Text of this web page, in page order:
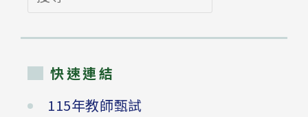
尋
快速連結
115年教師甄試